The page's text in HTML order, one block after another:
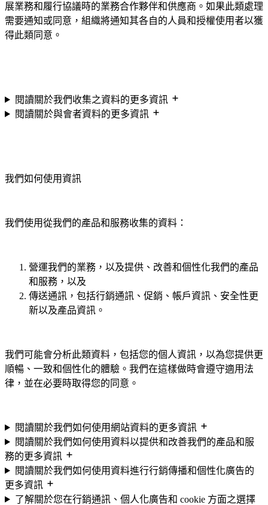
展業務和履行協議時的業務合作夥伴和供應商。如果此類處理
需要通知或同意，組織將通知其各自的人員和授權使用者以獲
得此類同意。
閱讀關於我們收集之資料的更多資訊
閱讀關於與會者資料的更多資訊
我們如何使用資訊
我們使用從我們的產品和服務收集的資料：
營運我們的業務，以及提供、改善和個性化我們的產品
和服務，以及
傳送通訊，包括行銷通訊、促銷、帳戶資訊、安全性更
新以及產品資訊。
我們可能會分析此類資料，包括您的個人資訊，以為您提供更
順暢、一致和個性化的體驗。我們在這樣做時會遵守適用法
律，並在必要時取得您的同意。
閱讀關於我們如何使用網站資料的更多資訊
閱讀關於我們如何使用資料以提供和改善我們的產品和服
務的更多資訊
閱讀關於我們如何使用資料進行行銷傳播和個性化廣告的
更多資訊
了解關於您在行銷通訊、個人化廣告和 cookie 方面之選擇